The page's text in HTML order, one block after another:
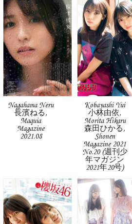
Nagahama Neru
長濱ねる,
Maquia
Magazine
2021.08
Kobayashi Yui
小林由依,
Morita Hikaru
森田ひかる,
Shonen
Magazine 2021
No.20 (週刊少
年マガジン
2021年20号)